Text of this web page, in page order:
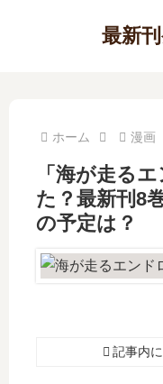
最新
ホーム 漫画
「海が走る
た？最新刊8
の予定は？
記事内